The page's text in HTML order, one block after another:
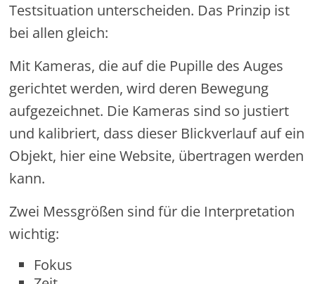
Testsituation unterscheiden. Das Prinzip ist
bei allen gleich:
Mit Kameras, die auf die Pupille des Auges
gerichtet werden, wird deren Bewegung
aufgezeichnet. Die Kameras sind so justiert
und kalibriert, dass dieser Blickverlauf auf ein
Objekt, hier eine Website, übertragen werden
kann.
Zwei Messgrößen sind für die Interpretation
wichtig:
Fokus